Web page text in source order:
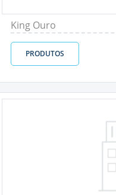
King Ouro
PRODUTOS